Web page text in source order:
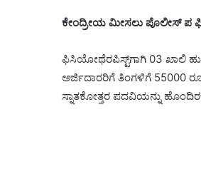
ಕೇಂದ್ರೀಯ ಮೀಸಲು ಪೊಲೀಸ್‌ ಪ
ಫಿಸಿಯೋಥೆರಪಿಸ್ಟ್‌ಗಾಗಿ 03 ಖಾಲಿ
ಅರ್ಜಿದಾರರಿಗೆ ತಿಂಗಳಿಗೆ 55000
ಸ್ನಾತಕೋತ್ತರ ಪದವಿಯನ್ನು